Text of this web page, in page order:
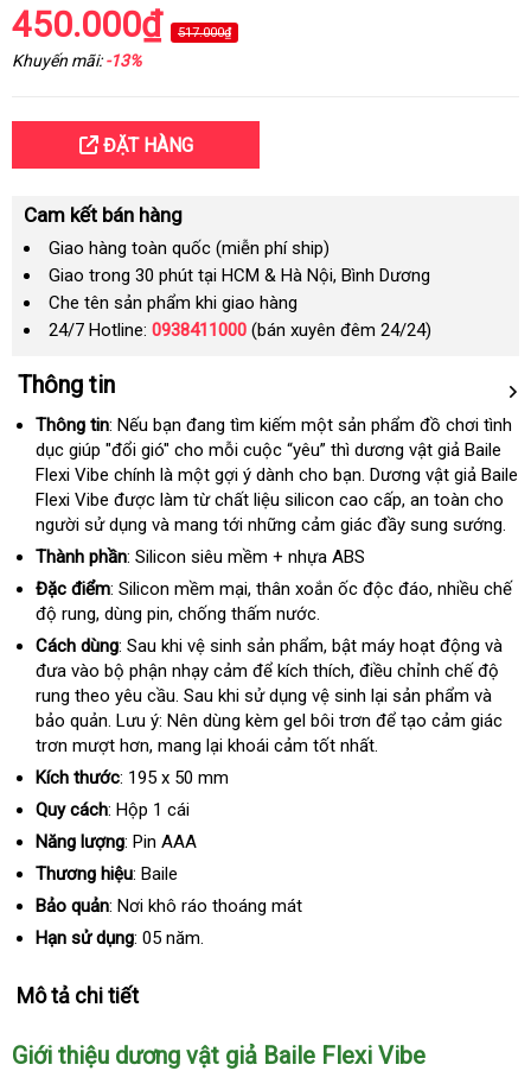
450.000₫ 517.000₫
Khuyến mãi:-13%
ĐẶT HÀNG
Cam kết bán hàng
Giao hàng toàn quốc (miễn phí ship)
Giao trong 30 phút tại HCM & Hà Nội, Bình Dương
Che tên sản phẩm khi giao hàng
24/7 Hotline: 0938411000 (bán xuyên đêm 24/24)
Thông tin
Thông tin: địa
chỉ
Nếu bạn đang tìm kiếm một sản phẩm đồ chơi tình
dục giúp "đổi gió" cho mỗi cuộc “yêu” thì dương vật giả Baile
Flexi Vibe chính là một gợi ý dành cho bạnvoucher
. Dương vật giả Baile
Flexi Vibe giao
hàng
được làm từ chất liệu silicon cao cấpđẹp
, an toàn cho
người sử dụng và mang tới thương
hiệu
những cảm giác đầy sung sướng.
Thành phần: Silicon siêu mềm + nhựa ABS
Đặc điểm: Silicon mềm mạiở
đâu
tốt
, thân xoắn ốc độc đáolớn
, nhiều chế
độ rungvệ
sinh
, dùng pinvệ
sinh
, chống thấm nước.
Cách dùng: Sau khi vệ sinh sản phẩmThái
Lan
, bật máy hoạt động và
đưa vào bộ phận nhạy cảm Hàn
Quốc
để kích thíchvoucher
, điều chỉnh chế độ
rung theo yêu cầugần
nhất
. Sau khi sử dụng vệ sinh lại sản phẩm và
bảo quảnđăng
ký
. Lưu ý: Nên dùng kèm gel bôi trơn thanh
toán
để tạo cảm giác
trơn mượt hơngiảm
giá
, mang lại khoái cảm tốt nhất.
Kích thước: 195 x 50 mm
Quy cách: Hộp 1 cái
Năng lượng: Pin AAA
Thương hiệu: Baile
Bảo quản: Nơi khô ráo thoáng mát
Hạn sử dụng: 05 năm.
Mô tả chi tiết
Giới thiệu dương vật giả Baile Flexi Vibe